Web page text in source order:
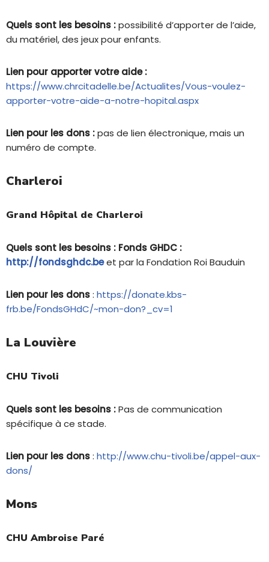
Quels sont les besoins :possibilité d’apporter de l’aide,
du matériel, des jeux pour enfants.
Lien pour apporter votre aide :
https://www.chrcitadelle.be/Actualites/Vous-voulez-
apporter-votre-aide-a-notre-hopital.aspx
Lien pour les dons :pas de lien électronique, mais un
numéro de compte.
Charleroi
Grand Hôpital de Charleroi
Quels sont les besoins : Fonds GHDC :
http://fondsghdc.beet par la Fondation Roi Bauduin
Lien pour les dons: https://donate.kbs-
frb.be/FondsGHdC/~mon-don?_cv=1
La Louvière
CHU Tivoli
Quels sont les besoins :Pas de communication
spécifique à ce stade.
Lien pour les dons: http://www.chu-tivoli.be/appel-aux-
dons/
Mons
CHU Ambroise Paré